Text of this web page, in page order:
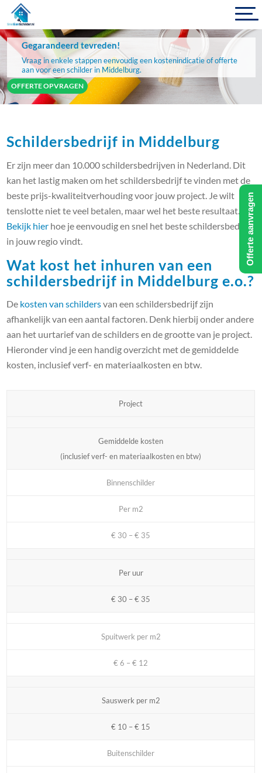
Gegarandeerd tevreden!
Vraag in enkele stappen eenvoudig een kostenindicatie of offerte
aan voor een schilder in Middelburg.
OFFERTE OPVRAGEN
Schildersbedrijf in Middelburg
Er zijn meer dan 10.000 schildersbedrijven in Nederland. Dit
kan het lastig maken om het schildersbedrijf te vinden met de
beste prijs-kwaliteitverhouding voor jouw project. Je wilt
tenslotte niet te veel betalen, maar wel het beste resultaat.
Bekijk hier hoe je eenvoudig en snel het beste schildersbedrijf
in jouw regio vindt.
Wat kost het inhuren van een
schildersbedrijf in Middelburg e.o.?
De kosten van schildersvan een schildersbedrijf zijn
afhankelijk van een aantal factoren. Denk hierbij onder andere
aan het uurtarief van de schilders en de grootte van je project.
Hieronder vind je een handig overzicht met de gemiddelde
kosten, inclusief verf- en materiaalkosten en btw.
Project
Gemiddelde kosten
(inclusief verf- en materiaalkosten en btw)
Binnenschilder
Per m2
€ 30 – € 35
Per uur
€ 30 – € 35
Spuitwerk per m2
€ 6 – € 12
Sauswerk per m2
€ 10 – € 15
Buitenschilder
Offerte aanvragen